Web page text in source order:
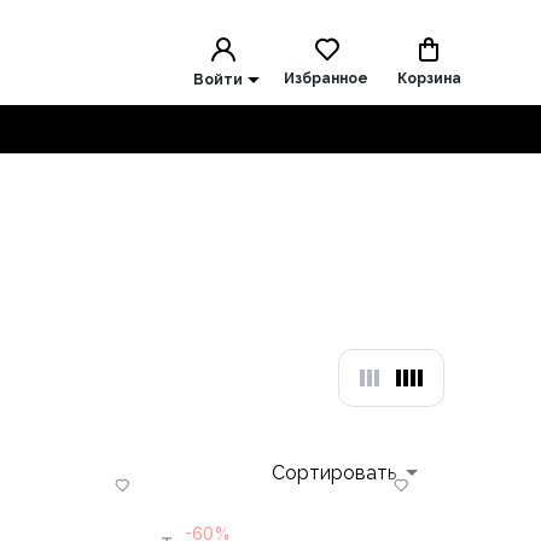
Войти Избранное Корзина
Сортировать
-60%